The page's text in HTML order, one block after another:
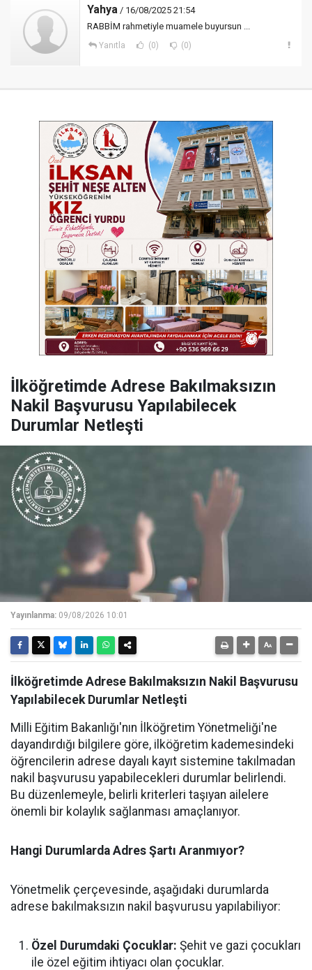
Yahya / 16/08/2025 21:54
RABBİM rahmetiyle muamele buyursun ...
Yanıtla (0) (0)
İlköğretimde Adrese Bakılmaksızın
Nakil Başvurusu Yapılabilecek
Durumlar Netleşti
Yayınlanma: 09/08/2026 10:01
İlköğretimde Adrese Bakılmaksızın Nakil Başvurusu
Yapılabilecek Durumlar Netleşti
Milli Eğitim Bakanlığı'nın İlköğretim Yönetmeliği'ne
dayandırdığı bilgilere göre, ilköğretim kademesindeki
öğrencilerin adrese dayalı kayıt sistemine takılmadan
nakil başvurusu yapabilecekleri durumlar belirlendi.
Bu düzenlemeyle, belirli kriterleri taşıyan ailelere
önemli bir kolaylık sağlanması amaçlanıyor.
Hangi Durumlarda Adres Şartı Aranmıyor?
Yönetmelik çerçevesinde, aşağıdaki durumlarda
adrese bakılmaksızın nakil başvurusu yapılabiliyor:
Özel Durumdaki Çocuklar: Şehit ve gazi çocukları
ile özel eğitim ihtiyacı olan çocuklar.